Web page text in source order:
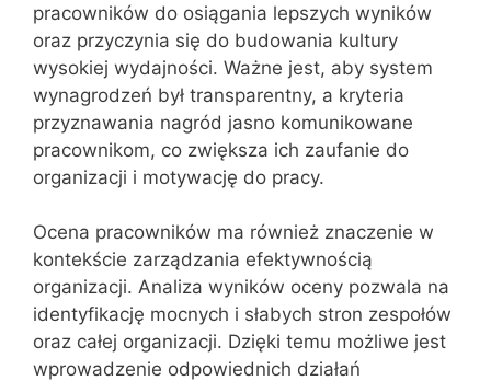
pracowników do osiągania lepszych wyników
oraz przyczynia się do budowania kultury
wysokiej wydajności. Ważne jest, aby system
wynagrodzeń był transparentny, a kryteria
przyznawania nagród jasno komunikowane
pracownikom, co zwiększa ich zaufanie do
organizacji i motywację do pracy.
Ocena pracowników ma również znaczenie w
kontekście zarządzania efektywnością
organizacji. Analiza wyników oceny pozwala na
identyfikację mocnych i słabych stron zespołów
oraz całej organizacji. Dzięki temu możliwe jest
wprowadzenie odpowiednich działań